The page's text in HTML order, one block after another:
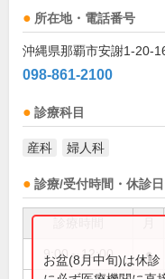
所在地・電話番号
沖縄県那覇市安謝1-20-
098-861-2100
診療科目
産科 婦人科
診療/受付時間・休診日
9:00～12:00 ●
お盆(8月中旬)は休